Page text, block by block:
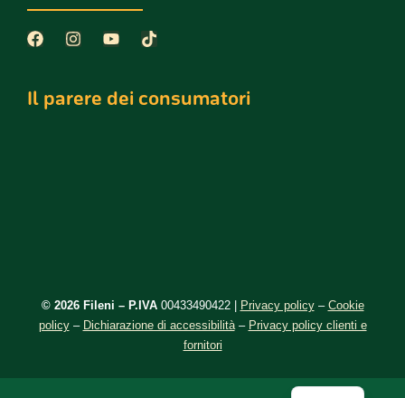
Il parere dei consumatori
©️ 2026 Fileni – P.IVA00433490422 | Privacy policy– Cookie
policy– Dichiarazione di accessibilità– Privacy policy clienti e
fornitori
EN